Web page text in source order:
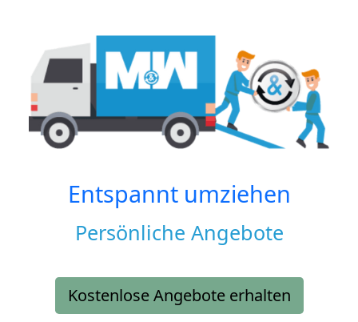
Entspannt umziehen
Persönliche Angebote
Kostenlose Angebote erhalten